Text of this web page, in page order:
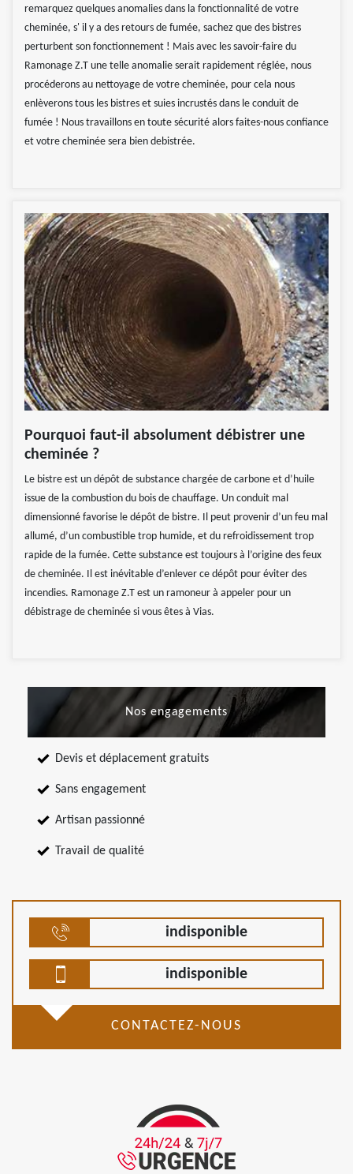
remarquez quelques anomalies dans la fonctionnalité de votre
cheminée, s' il y a des retours de fumée, sachez que des bistres
perturbent son fonctionnement ! Mais avec les savoir-faire du
Ramonage Z.T une telle anomalie serait rapidement réglée, nous
procéderons au nettoyage de votre cheminée, pour cela nous
enlèverons tous les bistres et suies incrustés dans le conduit de
fumée ! Nous travaillons en toute sécurité alors faites-nous confiance
et votre cheminée sera bien debistrée.
Pourquoi faut-il absolument débistrer une
cheminée ?
Le bistre est un dépôt de substance chargée de carbone et d’huile
issue de la combustion du bois de chauffage. Un conduit mal
dimensionné favorise le dépôt de bistre. Il peut provenir d’un feu mal
allumé, d’un combustible trop humide, et du refroidissement trop
rapide de la fumée. Cette substance est toujours à l’origine des feux
de cheminée. Il est inévitable d’enlever ce dépôt pour éviter des
incendies. Ramonage Z.T est un ramoneur à appeler pour un
débistrage de cheminée si vous êtes à Vias.
Nos engagements
Devis et déplacement gratuits
Sans engagement
Artisan passionné
Travail de qualité
indisponible
indisponible
CONTACTEZ-NOUS